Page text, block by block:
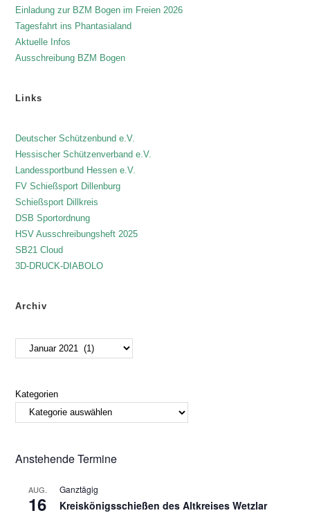
Einladung zur BZM Bogen im Freien 2026
Tagesfahrt ins Phantasialand
Aktuelle Infos
Ausschreibung BZM Bogen
Links
Deutscher Schützenbund e.V.
Hessischer Schützenverband e.V.
Landessportbund Hessen e.V.
FV Schießsport Dillenburg
Schießsport Dillkreis
DSB Sportordnung
HSV Ausschreibungsheft 2025
SB21 Cloud
3D-DRUCK-DIABOLO
Archiv
Kategorien
Anstehende Termine
AUG.
16
Ganztägig
Kreiskönigsschießen des Altkreises Wetzlar